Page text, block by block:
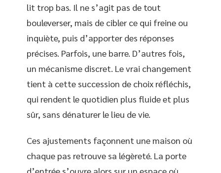
lit trop bas. Il ne s’agit pas de tout
bouleverser, mais de cibler ce qui freine ou
inquiète, puis d’apporter des réponses
précises. Parfois, une barre. D’autres fois,
un mécanisme discret. Le vrai changement
tient à cette succession de choix réfléchis,
qui rendent le quotidien plus fluide et plus
sûr, sans dénaturer le lieu de vie.
Ces ajustements façonnent une maison où
chaque pas retrouve sa légèreté. La porte